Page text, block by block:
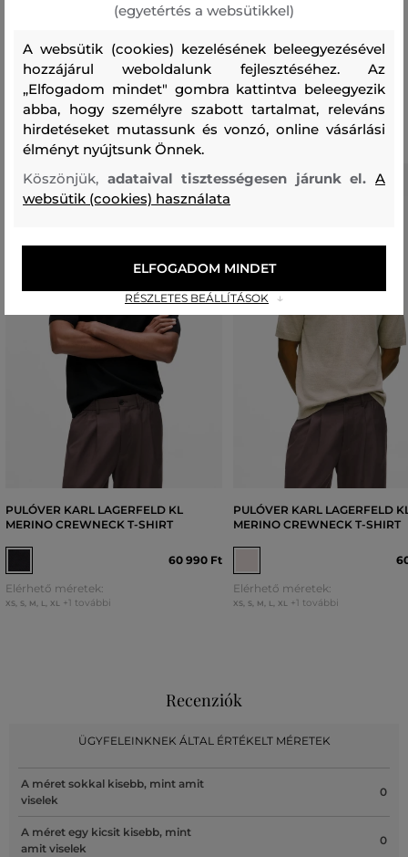
100 %
Ajánlott termékek
PULÓVER KARL LAGERFELD KL
MERINO CREWNECK T-SHIRT
60 990 Ft
Elérhető méretek:
XS S M L XL +1 további
PULÓVER KARL LAGERFELD
MERINO CREWNECK T-SHIRT
Elérhető méretek:
XS S M L XL +1 további
Recenziók
ÜGYFELEINKNEK ÁLTAL ÉRTÉKELT MÉRETEK
A méret sokkal kisebb, mint amit
viselek
0
A méret egy kicsit kisebb, mint
amit viselek
0
(egyetértés a websütikkel)
A websütik (cookies) kezelésének beleegyezésével
hozzájárul weboldalunk fejlesztéséhez. Az
„Elfogadom mindet" gombra kattintva beleegyezik
abba, hogy személyre szabott tartalmat, releváns
hirdetéseket mutassunk és vonzó, online vásárlási
élményt nyújtsunk Önnek.
Köszönjük, adataival tisztességesen járunk el.A
websütik (cookies) használata
RÉSZLETES BEÁLLÍTÁSOK
ELFOGADOM MINDET